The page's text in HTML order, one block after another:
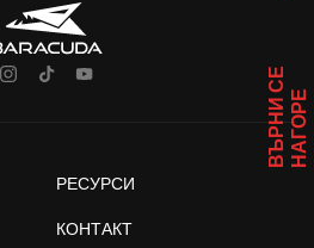
РЕСУРСИ
КОНТАКТ
В
Ъ
Р
Н
И
С
Е
Н
А
Г
О
РЕ